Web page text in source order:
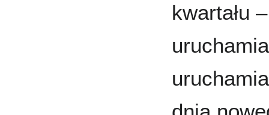
kwartału